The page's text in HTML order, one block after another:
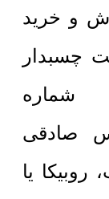
و خرید
چسبدار
شماره
مهندس صادقی
روبیکا یا